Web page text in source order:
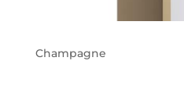
Champagne